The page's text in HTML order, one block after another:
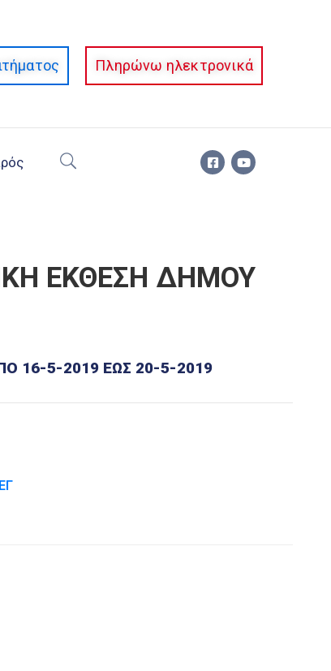
Πληρώνω ηλεκτρονικά
ΕΚΘΕΣΗ ΔΗΜΟΥ
16-5-2019 ΕΩΣ 20-5-2019